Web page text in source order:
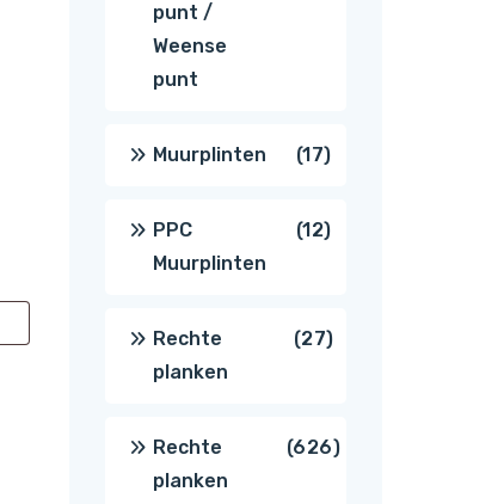
punt /
Weense
punt
Muurplinten 1717
producten
PPC
Muurplinten
1212
Rechte
planken
2727
Rechte
planken
626626